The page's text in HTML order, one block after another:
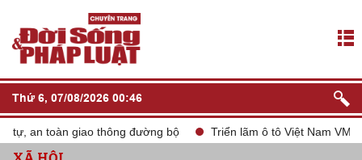
Thứ 6, 07/08/2026 00:46
an toàn giao thông đường bộ Triển lãm ô tô Việt Nam VMS